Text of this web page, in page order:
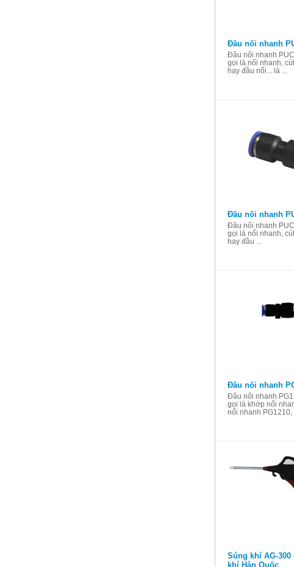
Đầu nối nhanh
Đầu nối nhanh
gọi là nối nhanh,
hay đầu nối... là ...
Đầu nối nhanh
Đầu nối nhanh
gọi là nối nhanh,
hay đầu ...
Đầu nối nhanh
Đầu nối nhanh
gọi là khớp nối
nối nhanh PG1210,
Súng khí AG-
khí Hàn Quốc